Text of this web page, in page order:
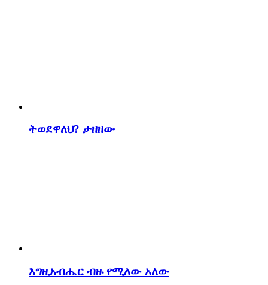
ትወደዋለህ? ታዘዘው
እግዚአብሔር ብዙ የሚለው አለው